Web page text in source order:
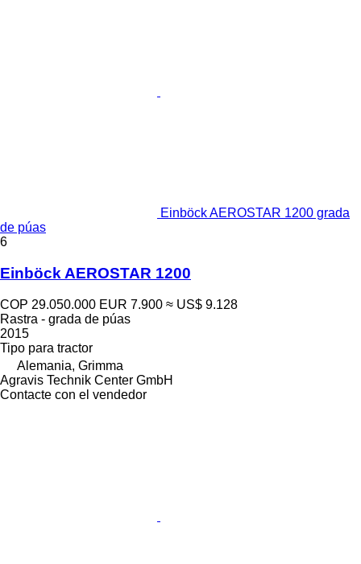
Einböck AEROSTAR 1200 grada
de púas
6
Einböck AEROSTAR 1200
COP 29.050.000 EUR 7.900 ≈ US$ 9.128
Rastra - grada de púas
2015
Tipo para tractor
Alemania, Grimma
Agravis Technik Center GmbH
Contacte con el vendedor